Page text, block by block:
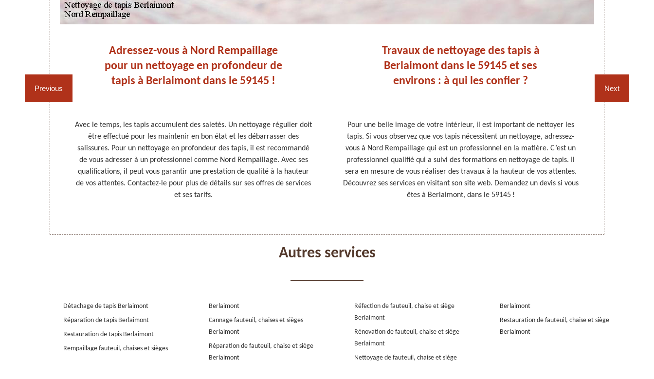
Previous
Adressez-vous à Nord Rempaillage
pour un nettoyage en profondeur de
tapis à Berlaimont dans le 59145 !
Avec le temps, les tapis accumulent des saletés. Un nettoyage régulier doit
être effectué pour les maintenir en bon état et les débarrasser des
salissures. Pour un nettoyage en profondeur des tapis, il est recommandé
de vous adresser à un professionnel comme Nord Rempaillage. Avec ses
qualifications, il peut vous garantir une prestation de qualité à la hauteur
de vos attentes. Contactez-le pour plus de détails sur ses offres de services
et ses tarifs.
Travaux de nettoyage des tapis à
Berlaimont dans le 59145 et ses
environs : à qui les confier ?
Pour une belle image de votre intérieur, il est important de nettoyer les
tapis. Si vous observez que vos tapis nécessitent un nettoyage, adressez-
vous à Nord Rempaillage qui est un professionnel en la matière. C’est un
professionnel qualifié qui a suivi des formations en nettoyage de tapis. Il
sera en mesure de vous réaliser des travaux à la hauteur de vos attentes.
Découvrez ses services en visitant son site web. Demandez un devis si vous
êtes à Berlaimont, dans le 59145 !
Next
Autres services
Détachage de tapis Berlaimont
Réparation de tapis Berlaimont
Restauration de tapis Berlaimont
Rempaillage fauteuil, chaises et sièges
Berlaimont
Cannage fauteuil, chaises et sièges
Berlaimont
Réparation de fauteuil, chaise et siège
Berlaimont
Réfection de fauteuil, chaise et siège
Berlaimont
Rénovation de fauteuil, chaise et siège
Berlaimont
Nettoyage de fauteuil, chaise et siège
Berlaimont
Restauration de fauteuil, chaise et siège
Berlaimont